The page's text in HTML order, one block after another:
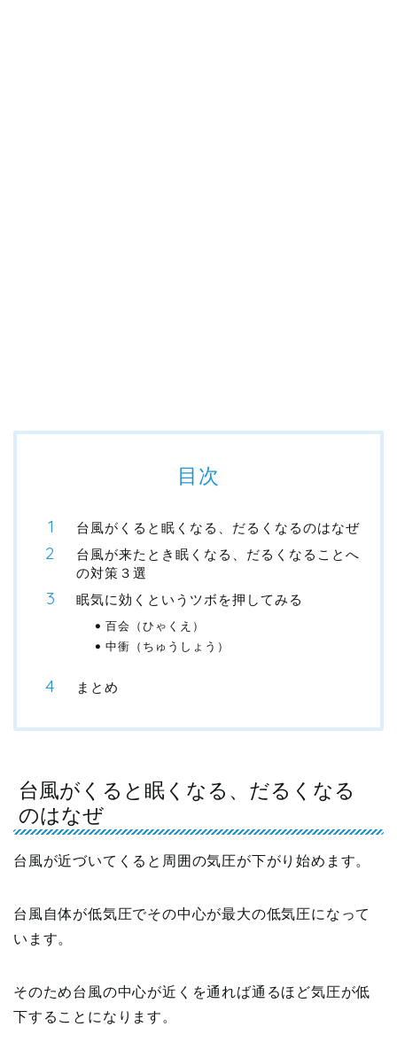
目次
台風がくると眠くなる、だるくなるのはなぜ
台風が来たとき眠くなる、だるくなることへ
の対策３選
眠気に効くというツボを押してみる
百会（ひゃくえ）
中衝（ちゅうしょう）
まとめ
台風がくると眠くなる、だるくなる
のはなぜ
台風が近づいてくると周囲の気圧が下がり始めます。
台風自体が低気圧でその中心が最大の低気圧になって
います。
そのため台風の中心が近くを通れば通るほど気圧が低
下することになります。